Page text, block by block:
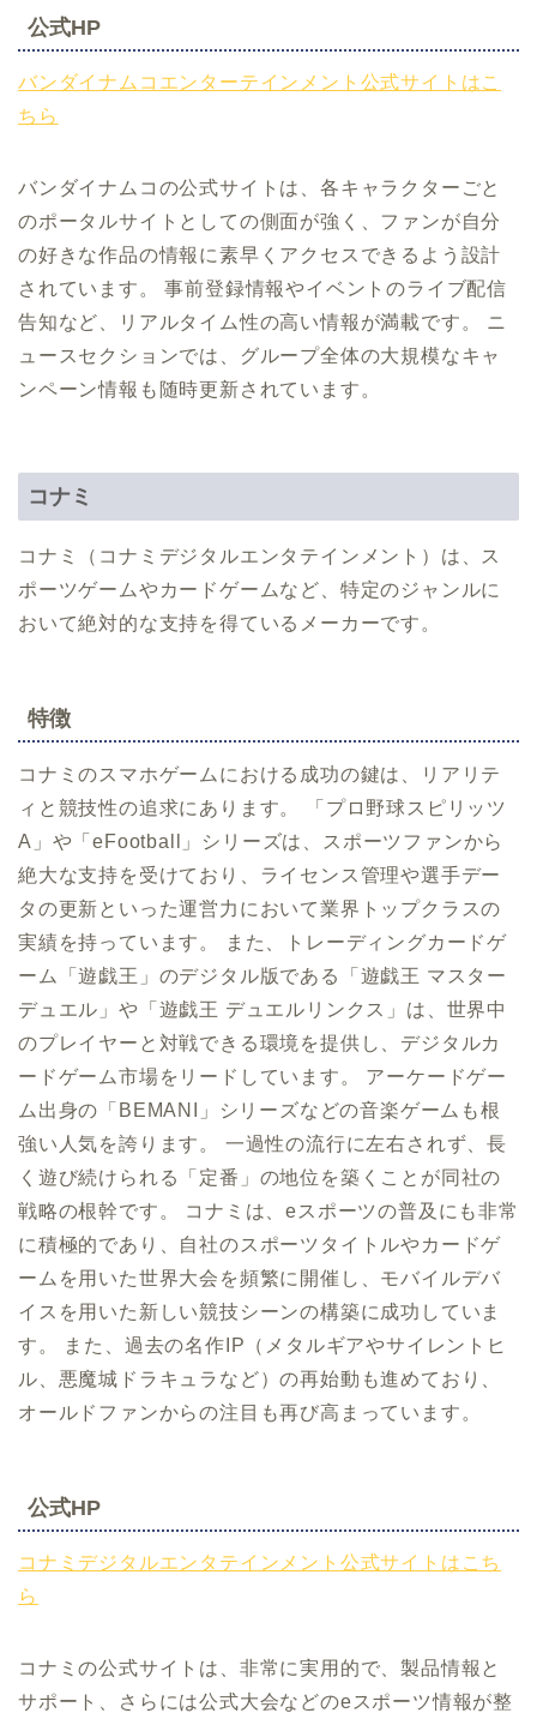
公式HP
バンダイナムコエンターテインメント公式サイトはこ
ちら
バンダイナムコの公式サイトは、各キャラクターごと
のポータルサイトとしての側面が強く、ファンが自分
の好きな作品の情報に素早くアクセスできるよう設計
されています。 事前登録情報やイベントのライブ配信
告知など、リアルタイム性の高い情報が満載です。 ニ
ュースセクションでは、グループ全体の大規模なキャ
ンペーン情報も随時更新されています。
コナミ
コナミ（コナミデジタルエンタテインメント）は、ス
ポーツゲームやカードゲームなど、特定のジャンルに
おいて絶対的な支持を得ているメーカーです。
特徴
コナミのスマホゲームにおける成功の鍵は、リアリテ
ィと競技性の追求にあります。 「プロ野球スピリッツ
A」や「eFootball」シリーズは、スポーツファンから
絶大な支持を受けており、ライセンス管理や選手デー
タの更新といった運営力において業界トップクラスの
実績を持っています。 また、トレーディングカードゲ
ーム「遊戯王」のデジタル版である「遊戯王 マスター
デュエル」や「遊戯王 デュエルリンクス」は、世界中
のプレイヤーと対戦できる環境を提供し、デジタルカ
ードゲーム市場をリードしています。 アーケードゲー
ム出身の「BEMANI」シリーズなどの音楽ゲームも根
強い人気を誇ります。 一過性の流行に左右されず、長
く遊び続けられる「定番」の地位を築くことが同社の
戦略の根幹です。 コナミは、eスポーツの普及にも非常
に積極的であり、自社のスポーツタイトルやカードゲ
ームを用いた世界大会を頻繁に開催し、モバイルデバ
イスを用いた新しい競技シーンの構築に成功していま
す。 また、過去の名作IP（メタルギアやサイレントヒ
ル、悪魔城ドラキュラなど）の再始動も進めており、
オールドファンからの注目も再び高まっています。
公式HP
コナミデジタルエンタテインメント公式サイトはこち
ら
コナミの公式サイトは、非常に実用的で、製品情報と
サポート、さらには公式大会などのeスポーツ情報が整